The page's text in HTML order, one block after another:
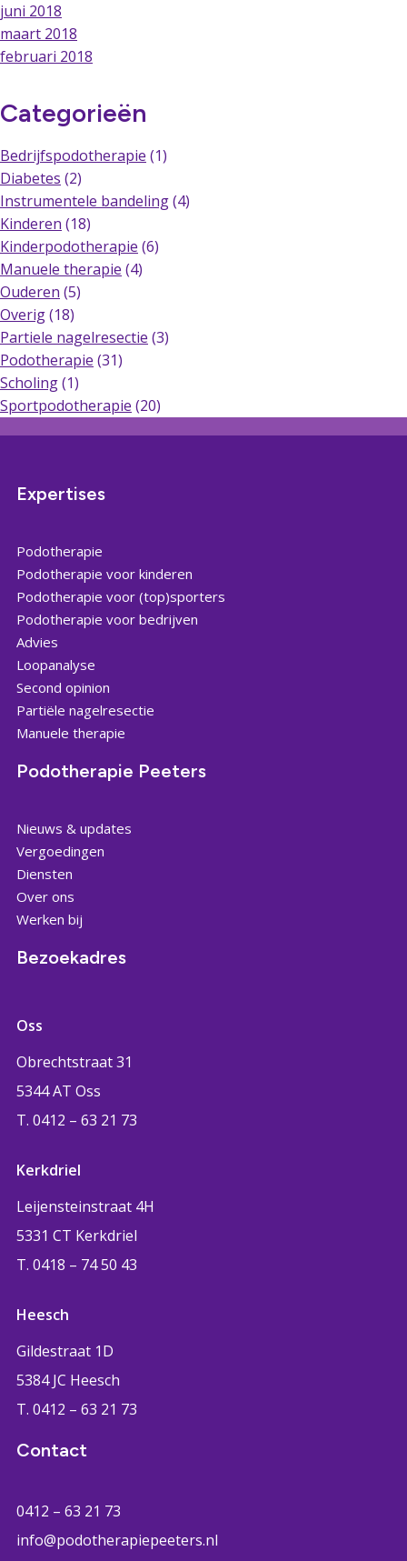
juni 2018
maart 2018
februari 2018
Categorieën
Bedrijfspodotherapie (1)
Diabetes (2)
Instrumentele bandeling(4)
Kinderen (18)
Kinderpodotherapie (6)
Manuele therapie (4)
Ouderen (5)
Overig(18)
Partiele nagelresectie (3)
Podotherapie (31)
Scholing(1)
Sportpodotherapie (20)
Expertises
Podotherapie
Podotherapie voor kinderen
Podotherapie voor (top)sporters
Podotherapie voor bedrijven
Advies
Loopanalyse
Second opinion
Partiële nagelresectie
Manuele therapie
Podotherapie Peeters
Nieuws & updates
Vergoedingen
Diensten
Over ons
Werken bij
Bezoekadres
Oss
Obrechtstraat 31
5344 AT Oss
T. 0412 – 63 21 73
Kerkdriel
Leijensteinstraat 4H
5331 CT Kerkdriel
T. 0418 – 74 50 43
Heesch
Gildestraat 1D
5384 JC Heesch
T. 0412 – 63 21 73
Contact
0412 – 63 21 73
info@podotherapiepeeters.nl